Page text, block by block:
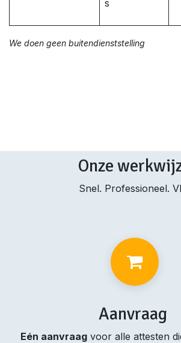
s
We doen geen buitendienststelling
Onze
Snel. Professioneel.
Aanvraag
Eén aanvraagvoor alle attesten